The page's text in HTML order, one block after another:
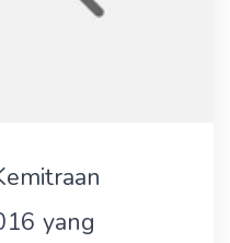
yang